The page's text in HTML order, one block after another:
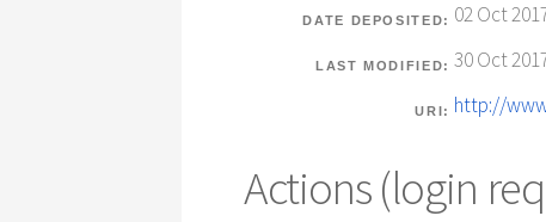
DATE DEPOSITED: 02 Oct
LAST MODIFIED: 30 Oct
URI: http://
Actions (login